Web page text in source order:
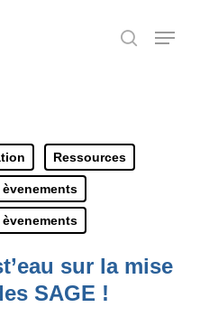
search
Menu
Ressources
sur la mise
SAGE !